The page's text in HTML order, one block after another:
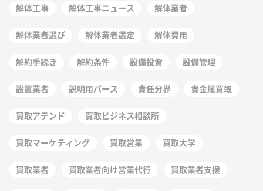
解体工事 解体工事ニュース 解体業者
解体業者選び 解体業者選定 解体費用
解約手続き 解約条件 設備投資 設備管理
設置業者 説明用パース 責任分界 貴金属買取
買取アテンド 買取ビジネス相談所
買取マーケティング 買取営業 買取大学
買取業者 買取業者向け営業代行 買取業者支援